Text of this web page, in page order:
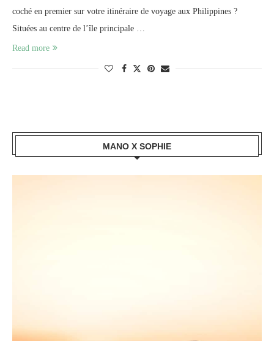
coché en premier sur votre itinéraire de voyage aux Philippines ?
Situées au centre de l’île principale …
Read more
MANO X SOPHIE